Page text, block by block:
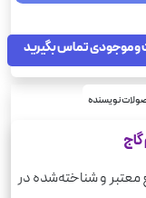
و موجودی تماس بگیرید
نویسنده
معتبر و شناخته‌شده در